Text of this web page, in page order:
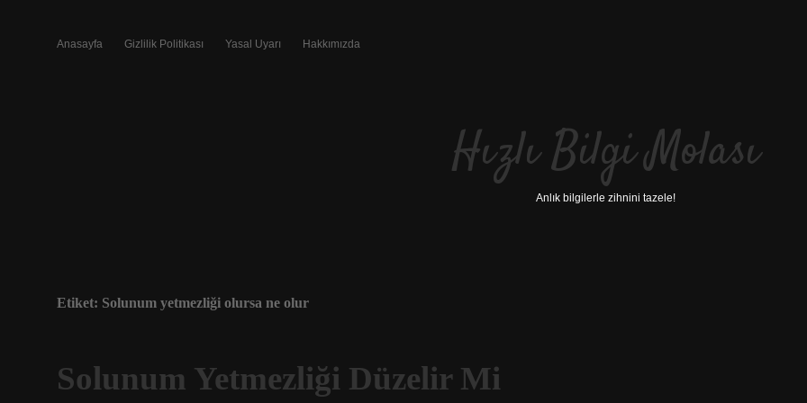
Anasayfa Gizlilik Politikası Yasal Uyarı Hakkımızda
Hızlı Bilgi Molası
Anlık bilgilerle zihnini tazele!
Etiket: Solunum yetmezliği olursa ne olur
Solunum Yetmezliği Düzelir Mi